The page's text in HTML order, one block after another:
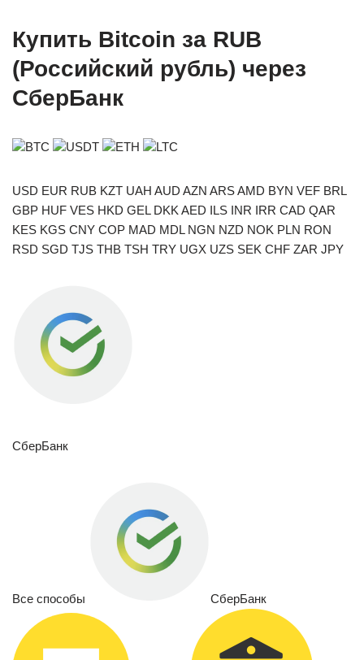
Купить Bitcoin за RUB
(Российский рубль) через
СберБанк
BTC USDT ETH LTC
USD EUR RUB KZT UAH AUD AZN ARS AMD BYN VEF BRL
GBP HUF VES HKD GEL DKK AED ILS INR IRR CAD QAR
KES KGS CNY COP MAD MDL NGN NZD NOK PLN RON
RSD SGD TJS THB TSH TRY UGX UZS SEK CHF ZAR JPY
СберБанк
Все способы СберБанк